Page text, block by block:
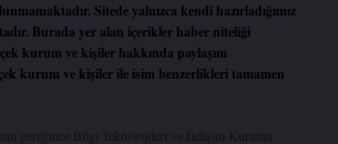
Sitede yalnızca kendi hazırladığımız
Burada yer alan içerikler haber niteliği
kurum ve kişiler hakkında paylaşım
kurum ve kişiler ile isim benzerlikleri tamamen
gereğince Bilgi Teknolojileri ve İletişim Kurumu